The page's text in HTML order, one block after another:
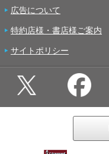
広告について
特約店様・書店様ご案内
サイトポリシー